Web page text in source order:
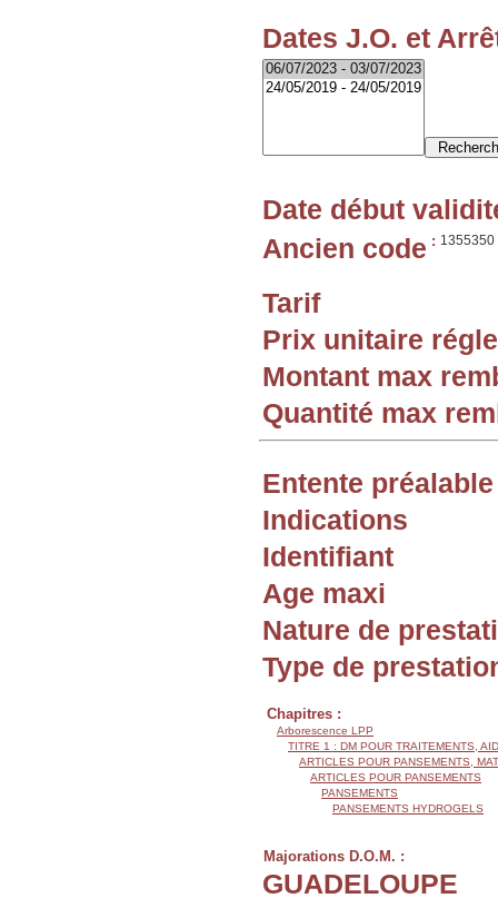
Dates J.O. et
Date début
Ancien code : 1355350
Tarif
Prix unitaire
Montant max
Quantité max
Entente préalable
Indications
Identifiant
Age maxi
Nature de
Type de
Chapitres :
Arborescence LPP
TITRE 1 : DM POUR TRAITEMENTS,
ARTICLES POUR PANSEMENTS,
ARTICLES POUR PANSEMENTS
PANSEMENTS
PANSEMENTS HYDROGELS
Majorations D.O.M. :
GUADELOUPE